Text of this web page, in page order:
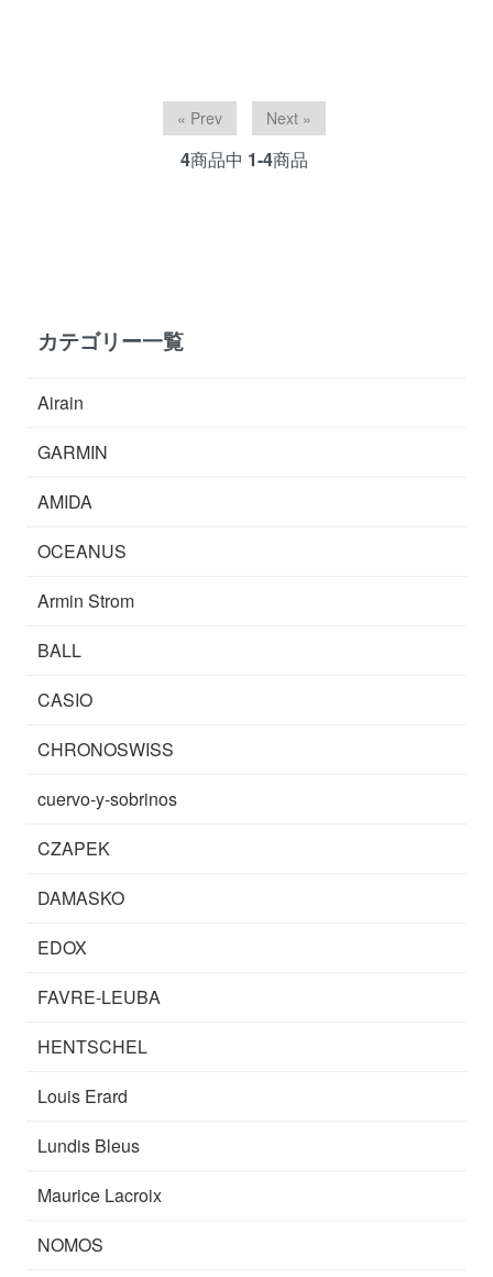
« Prev Next »
4商品中 1-4商品
カテゴリー一覧
Airain
GARMIN
AMIDA
OCEANUS
Armin Strom
BALL
CASIO
CHRONOSWISS
cuervo-y-sobrinos
CZAPEK
DAMASKO
EDOX
FAVRE-LEUBA
HENTSCHEL
Louis Erard
Lundis Bleus
Maurice Lacroix
NOMOS